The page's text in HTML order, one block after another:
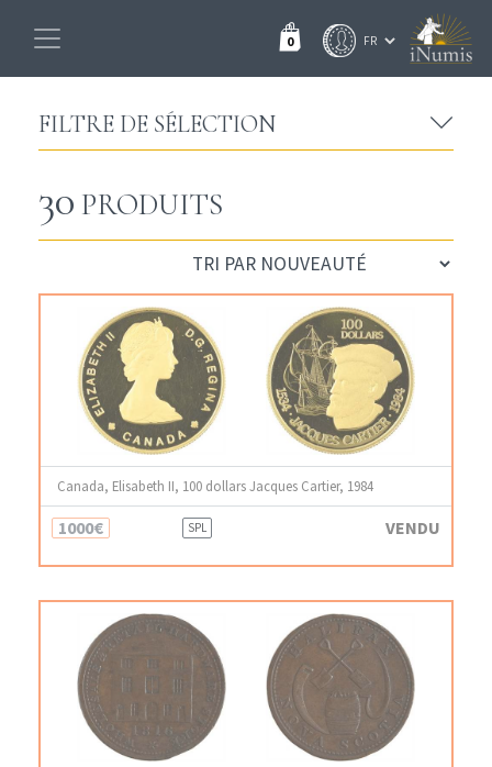
0
FILTRE DE SÉLECTION
30 PRODUITS
Canada, Elisabeth II, 100 dollars Jacques Cartier, 1984
1000€ SPL VENDU